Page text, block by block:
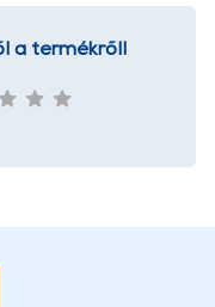
a termékről!